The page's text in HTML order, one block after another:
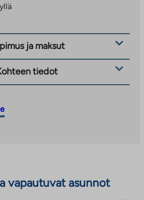
ja maksut
tiedot
vapautuvat asunnot